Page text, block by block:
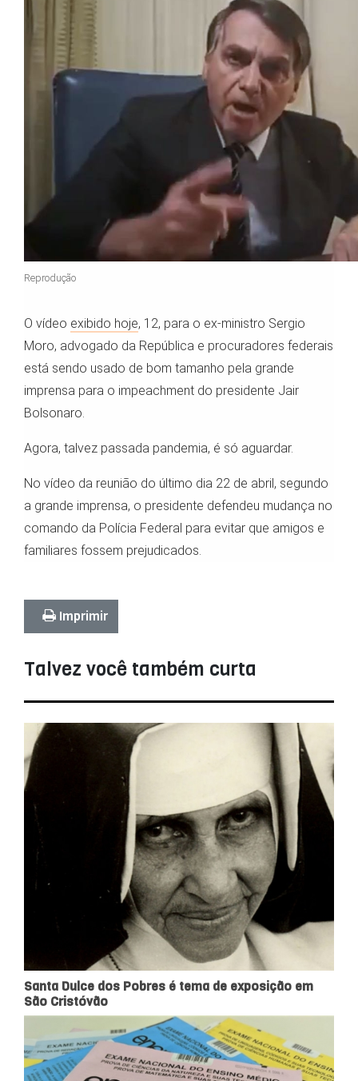
Reprodução
O vídeo exibido hoje, 12, para o ex-ministro Sergio
Moro, advogado da República e procuradores federais
está sendo usado de bom tamanho pela grande
imprensa para o impeachment do presidente Jair
Bolsonaro.
Agora, talvez passada pandemia, é só aguardar.
No vídeo da reunião do último dia 22 de abril, segundo
a grande imprensa, o presidente defendeu mudança no
comando da Polícia Federal para evitar que amigos e
familiares fossem prejudicados.
Imprimir
Talvez você também curta
Santa Dulce dos Pobres é tema de exposição em
São Cristóvão